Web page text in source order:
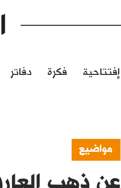
إفتتاحية فكرة دفاتر
مواضيع
عن ذهب